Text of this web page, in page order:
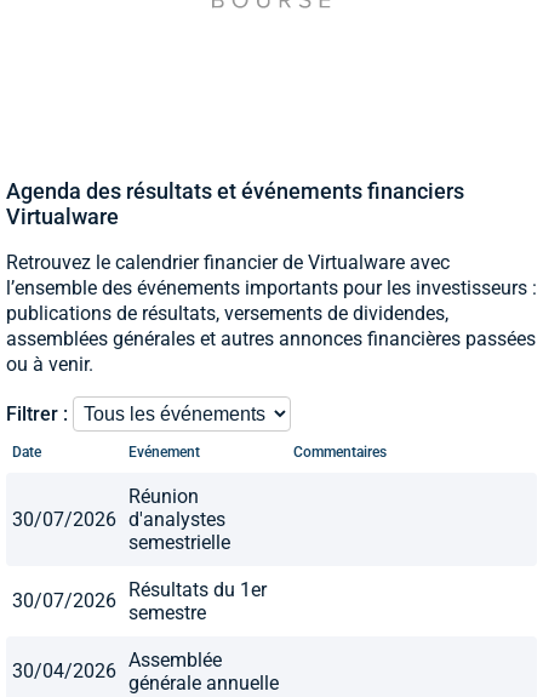
Agenda des résultats et événements financiers
Virtualware
Retrouvez le calendrier financier de Virtualware avec
l’ensemble des événements importants pour les investisseurs :
publications de résultats, versements de dividendes,
assemblées générales et autres annonces financières passées
ou à venir.
Filtrer :
Date Evénement Commentaires
30/07/2026
Réunion
d'analystes
semestrielle
30/07/2026
Résultats du 1er
semestre
30/04/2026 Assemblée
générale annuelle